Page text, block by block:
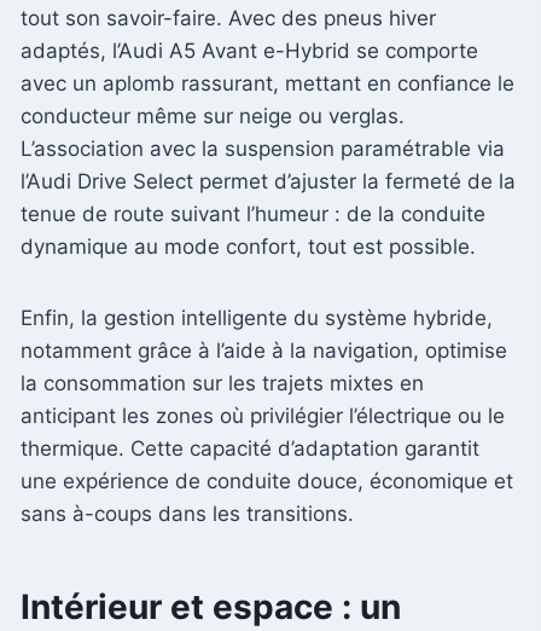
tout son savoir-faire. Avec des pneus hiver
adaptés, l’Audi A5 Avant e-Hybrid se comporte
avec un aplomb rassurant, mettant en confiance le
conducteur même sur neige ou verglas.
L’association avec la suspension paramétrable via
l’Audi Drive Select permet d’ajuster la fermeté de la
tenue de route suivant l’humeur : de la conduite
dynamique au mode confort, tout est possible.
Enfin, la gestion intelligente du système hybride,
notamment grâce à l’aide à la navigation, optimise
la consommation sur les trajets mixtes en
anticipant les zones où privilégier l’électrique ou le
thermique. Cette capacité d’adaptation garantit
une expérience de conduite douce, économique et
sans à-coups dans les transitions.
Intérieur et espace : un